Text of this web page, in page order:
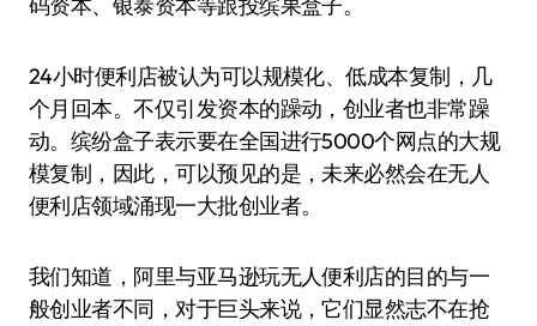
24小时便利店被认为可以规模化、低成本复制，几
个月回本。不仅引发资本的躁动，创业者也非常躁
动。缤纷盒子表示要在全国进行5000个网点的大规
模复制，因此，可以预见的是，未来必然会在无人
便利店领域涌现一大批创业者。
我们知道，阿里与亚马逊玩无人便利店的目的与一
般创业者不同，对于巨头来说，它们显然志不在抢